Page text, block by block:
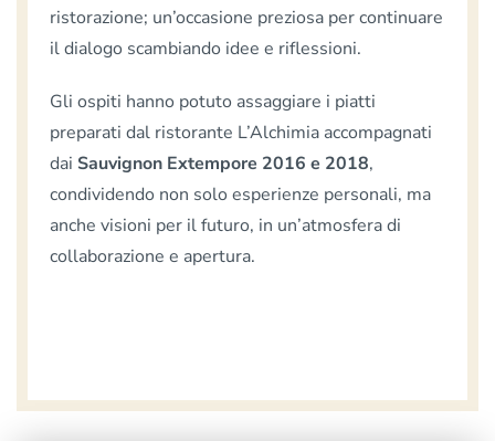
ristorazione; un’occasione preziosa per continuare
il dialogo scambiando idee e riflessioni.
Gli ospiti hanno potuto assaggiare i piatti
preparati dal ristorante L’Alchimia accompagnati
dai Sauvignon Extempore 2016 e 2018,
condividendo non solo esperienze personali, ma
anche visioni per il futuro, in un’atmosfera di
collaborazione e apertura.